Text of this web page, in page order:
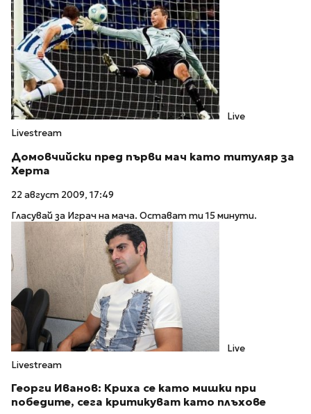
Live
Livestream
Домовчийски пред първи мач като титуляр за
Херта
22 август 2009, 17:49
Гласувай за Играч на мача. Остават ти 15 минути.
Live
Livestream
Георги Иванов: Криха се като мишки при
победите, сега критикуват като плъхове